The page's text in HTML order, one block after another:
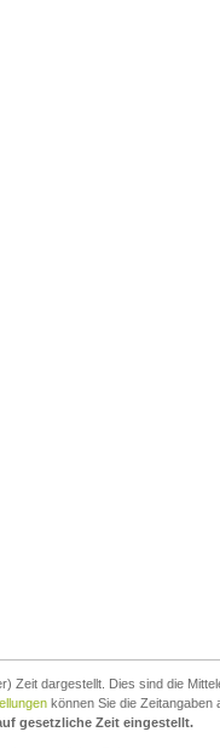
Zeit dargestellt. Dies sind die
können Sie die Zeitangaben
gesetzliche Zeit eingestellt.